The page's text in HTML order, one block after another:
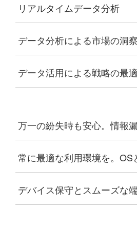
リアルタイムデータ分析
データ分析による市場の洞察
データ活用による戦略の最
万一の紛失時も安心。情報
常に最適な利用環境を。OS
デバイス保守とスムーズな